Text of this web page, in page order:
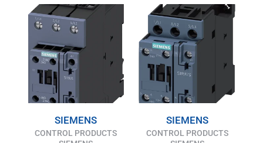
SIEMENS
CONTROL PRODUCTS
SIEMENS
CONTROL PRODUCTS